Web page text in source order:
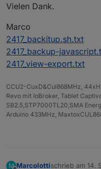
Vielen Dank.
Marco
2417_backitup.sh.txt
2417_backup-
2417_view-export.txt
CCU2-CuxD&Cul868MHz,
Revo mit IoBroker, Tablet
SB2.5,STP7000TL20,SMA
Arduino 433MHz,
M Marcolottischrieb am 14.